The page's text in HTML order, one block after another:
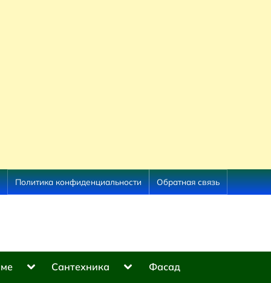
Политика конфиденциальности Обратная связь
ToggleСантехника
ToggleФасад